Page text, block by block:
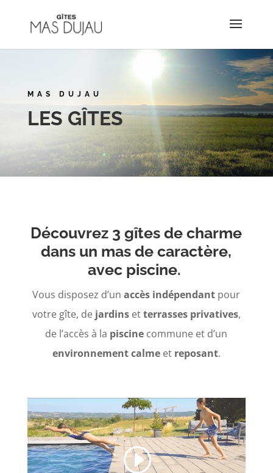
MAS DUJAU
LES GÎTES
Découvrez 3 gîtes de charme
dans un mas de caractère,
avec piscine.
Vous disposez d’un accès indépendant pour
votre gîte, de jardinsetterrasses privatives,
de l’accès à la piscine commune et d’un
environnement calmeetreposant.
Cliquez pour accepter les cookies
marketing et activer ce contenu